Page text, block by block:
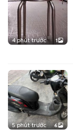
4 phút trước 1
5 phút trước 6